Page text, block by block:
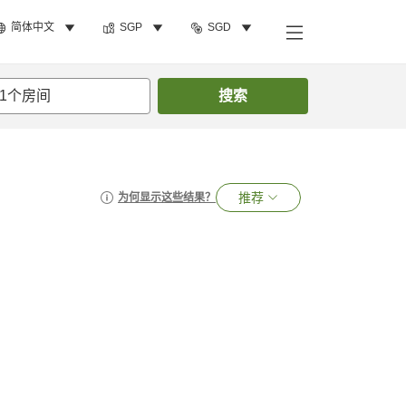
简体中文 SGP SGD
1个房间 搜索
为何显示这些结果？ 推荐